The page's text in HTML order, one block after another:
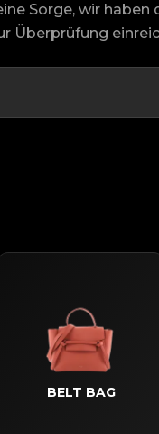
Sorge, wir
Überprüfung
BELT BAG